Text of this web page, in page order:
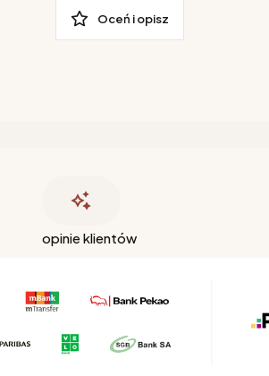
Oceń i opisz
opinie klientów